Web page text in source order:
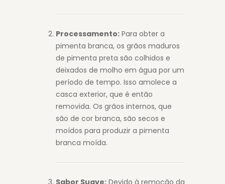
Processamento: Para obter a
pimenta branca, os grãos maduros
de pimenta preta são colhidos e
deixados de molho em água por um
período de tempo. Isso amolece a
casca exterior, que é então
removida. Os grãos internos, que
são de cor branca, são secos e
moídos para produzir a pimenta
branca moída.
Sabor Suave: Devido à remoção da